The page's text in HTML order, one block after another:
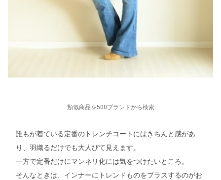
類似商品を500ブランドから検索
誰もが着ている定番のトレンチコートにはきちんと感があ
り、羽織るだけでも大人びて見えます。
一方で定番だけにマンネリ化には気をつけたいところ。
そんなときは、インナーにトレンドものをプラスするのがお